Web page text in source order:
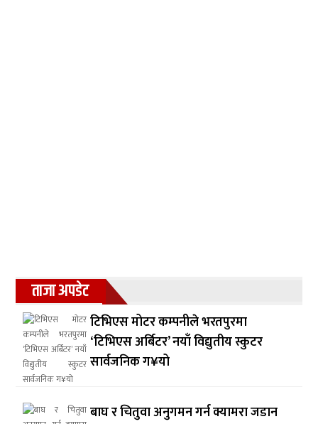
ताजा अपडेट
टिभिएस मोटर कम्पनीले भरतपुरमा
‘टिभिएस अर्बिटर’ नयाँ विद्युतीय स्कुटर
सार्वजनिक ग¥यो
बाघ र चितुवा अनुगमन गर्न क्यामरा जडान